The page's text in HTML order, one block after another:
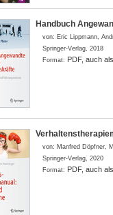
Handbuch
von: Eric Lippmann,
Springer-Verlag, 2018
Format: PDF, auch
von: Manfred Döpfner,
Springer-Verlag, 2020
Format: PDF, auch